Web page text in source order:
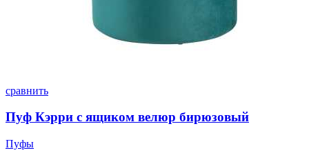
сравнить
Пуф Кэрри с ящиком велюр бирюзовый
Пуфы